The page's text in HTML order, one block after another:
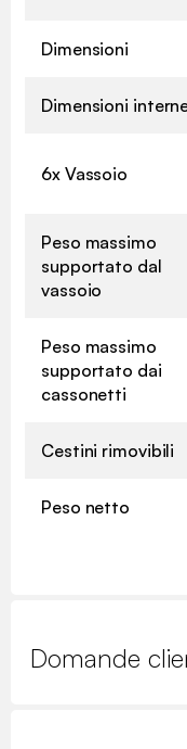
Dimensioni
Dimensioni
6x Vassoio
Peso massimo
supportato dal
vassoio
Peso massimo
supportato dai
cassonetti
Cestini rimovibili
Peso netto
Domande